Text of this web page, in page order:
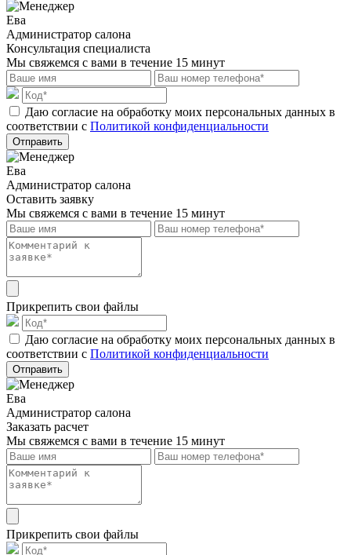
Ева
Администратор салона
Консультация специалиста
Мы свяжемся с вами в течение 15 минут
Даю согласие на обработку моих персональных данных в
соответствии с Политикой конфиденциальности
Отправить
Ева
Администратор салона
Оставить заявку
Мы свяжемся с вами в течение 15 минут
Прикрепить свои файлы
Даю согласие на обработку моих персональных данных в
соответствии с Политикой конфиденциальности
Отправить
Ева
Администратор салона
Заказать расчет
Мы свяжемся с вами в течение 15 минут
Прикрепить свои файлы